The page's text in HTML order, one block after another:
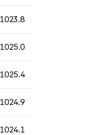
1023.8
1025.0
1025.4
1024.9
1024.1